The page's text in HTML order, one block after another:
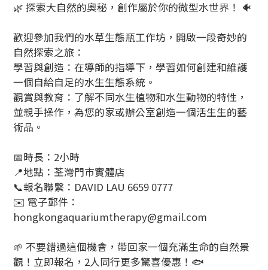
🌿 探索大自然的奧秘，創作屬於你的微型水世界！ 🐠
歡迎參加我們的水草生態瓶工作坊，開啟一段奇妙的
自然探索之旅：
學習與創造：在導師的指導下，學習如何創建和維護
一個自給自足的水生生態系統。
觀賞與教育：了解不同水生植物和水生動物的特性，
並親手操作，為您的家或辦公室創造一個活生生的藝
術品。
📅時長：2小時
📍地點：荃灣門市實體店
📞報名聯繫：DAVID LAU 6659 0777
✉️ 電子郵件：
hongkongaquariumtherapy@gmail.com
🌱 不要錯過這個機會，帶回家一個充滿生命的自然景
觀！立即報名，2人同行更多驚喜優惠！🐟